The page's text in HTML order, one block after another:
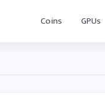
Coins GPUs